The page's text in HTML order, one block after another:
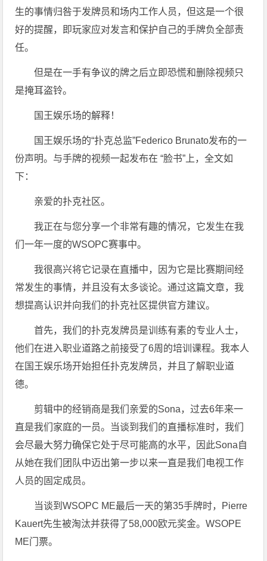
生的事情归咎于发牌员和场内工作人员，但这是一个很
好的提醒，即玩家应对发言和保护自己的手牌负全部责
任。
但是在一手有争议的牌之后立即恐慌和删除视频只
是掩耳盗铃。
国王娱乐场的解释！
国王娱乐场的“扑克总监”Federico Brunato发布的一
份声明。与手牌的视频一起发布在 “脸书”上，全文如
下：
亲爱的扑克社区。
我正在与您分享一个非常有趣的情况，它发生在我
们一年一度的WSOPC赛事中。
我很高兴将它记录在直播中，因为它是比赛期间经
常发生的事情，并且没有太多谈论。通过这篇文章，我
想提高认识并向我们的扑克社区提供官方建议。
首先，我们的扑克发牌员是训练有素的专业人士，
他们在进入职业道路之前接受了6周的培训课程。我本人
在国王娱乐场开始担任扑克发牌员，并且了解职业道
德。
剪辑中的经销商是我们亲爱的Sona，过去6年来一
直是我们家庭的一员。当谈到我们的直播标准时，我们
会尽最大努力确保它处于尽可能高的水平，因此Sona自
从她在我们团队中迈出第一步以来一直是我们电视工作
人员的固定成员。
当谈到WSOPC ME最后一天的第35手牌时，Pierre
Kauert先生被淘汰并获得了58,000欧元奖金。WSOPE
ME门票。